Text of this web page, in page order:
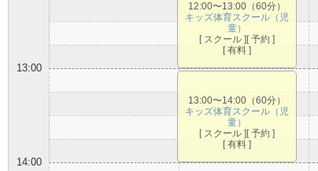
13:00
14:00
12:00〜13:00（60分）
キッズ体育スクール（児
童）
[ スクール ][ 予約 ]
[ 有料 ]
13:00〜14:00（60分）
キッズ体育スクール（児
童）
[ スクール ][ 予約 ]
[ 有料 ]